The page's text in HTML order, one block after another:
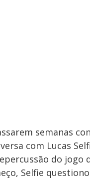
semanas
com Lucas
do jogo
Selfie